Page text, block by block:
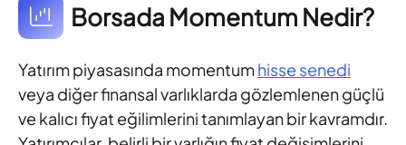
Borsada Momentum Nedir?
Yatırım piyasasında momentumhisse senedi
veya diğer finansal varlıklarda gözlemlenen güçlü
ve kalıcı fiyat eğilimlerini tanımlayan bir kavramdır.